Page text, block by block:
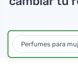
Perfumes para